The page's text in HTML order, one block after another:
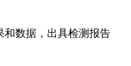
和数据，出具检测报告